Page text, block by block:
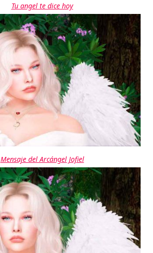
Tu angel te dice hoy
Mensaje del Arcángel Jofiel